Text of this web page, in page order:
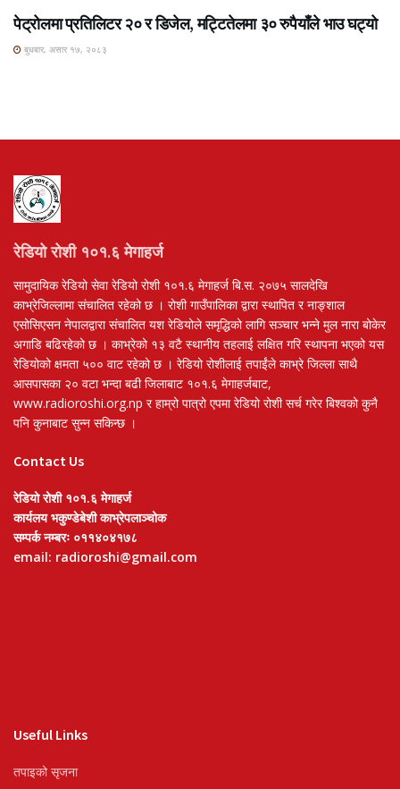
पेट्रोलमा प्रतिलिटर २० र डिजेल, मट्टितेलमा ३० रुपैयाँले भाउ घट्यो
बुधबार, असार १७, २०८३
रेडियो रोशी १०१.६ मेगाहर्ज
सामुदायिक रेडियो सेवा रेडियो रोशी १०१.६ मेगाहर्ज बि.स. २०७५ सालदेखि
काभ्रेजिल्लामा संचालित रहेको छ । रोशी गाउँपालिका द्वारा स्थापित र नाङ्शाल
एसोसिएसन नेपालद्वारा संचालित यश रेडियोले समृद्धिको लागि सञ्चार भन्ने मुल नारा बोकेर
अगाडि बढिरहेको छ । काभ्रेको १३ वटै स्थानीय तहलाई लक्षित गरि स्थापना भएको यस
रेडियोको क्षमता ५०० वाट रहेको छ । रेडियो रोशीलाई तपाईंले काभ्रे जिल्ला साथै
आसपासका २० वटा भन्दा बढी जिलाबाट १०१.६ मेगाहर्जबाट,
www.radioroshi.org.np र हाम्रो पात्रो एपमा रेडियो रोशी सर्च गरेर बिश्वको कुनै
पनि कुनाबाट सुन्न सकिन्छ ।
Contact Us
रेडियो रोशी १०१.६ मेगाहर्ज
कार्यलय भकुण्डेबेशी काभ्रेपलाञ्चोक
सम्पर्क नम्बरः ०११४०४१७८
email: radioroshi@gmail.com
Useful Links
तपाइको सृजना